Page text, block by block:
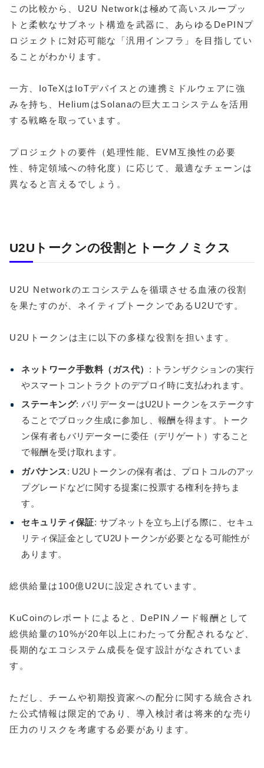
この比較から、U2U Networkは極めて高いスループッ
トと柔軟なサブネット構造を武器に、あらゆるDePINプ
ロジェクトに対応可能な「汎用インフラ」を目指してい
ることがわかります。
一方、IoTeXはIoTデバイスとの連携ミドルウェアに強
みを持ち、HeliumはSolanaの巨大エコシステムを活用
する戦略を取っています。
プロジェクトの要件（処理性能、EVM互換性の必要
性、特定領域への特化度）に応じて、最適なチェーンは
異なると言えるでしょう。
U2Uトークンの役割とトークノミクス
U2U Networkのエコシステムを循環させる血液の役割
を果たすのが、ネイティブトークンであるU2Uです。
U2Uトークンは主に以下の多様な役割を担います。
ネットワーク手数料（ガス代） : トランザクションの実行
やスマートコントラクトのデプロイ時に支払われます。
ステーキング: バリデーターはU2Uトークンをステークす
ることでブロック生成に参加し、報酬を得ます。トーク
ン保有者もバリデーターに委任（デリゲート）すること
で報酬を受け取れます。
ガバナンス: U2Uトークンの保有者は、プロトコルのアッ
プグレードなどに関する提案に投票する権利を持ちま
す。
セキュリティ保証: サブネットを立ち上げる際に、セキュ
リティ保証金としてU2Uトークンが必要となる可能性が
あります。
総供給量は100億U2Uに設定されています。
KuCoinのレポートによると、DePINノード報酬として
総供給量の10%が20年以上にわたって分配されるなど、
長期的なエコシステム成長を促す設計がなされていま
す。
ただし、チームや初期投資家への配分に関する統合され
た公式情報は限定的であり、導入検討者は将来的な売り
圧力のリスクを考慮する必要があります。